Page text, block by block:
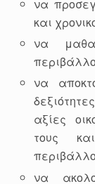
να
και
να
να
αξίες
τους
να